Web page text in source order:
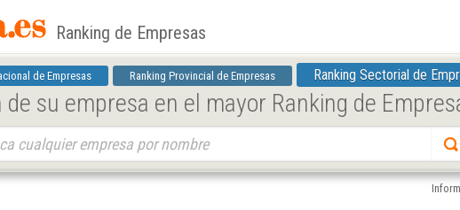
Ranking de Empresas
de Empresas Ranking Provincial de Empresas Ranking Sectorial de
su empresa en el mayor Ranking de